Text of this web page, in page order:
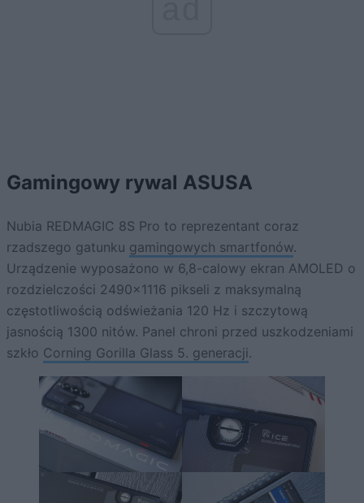
Gamingowy rywal ASUSA
Nubia REDMAGIC 8S Pro to reprezentant coraz
rzadszego gatunku gamingowych smartfonów.
Urządzenie wyposażono w 6,8-calowy ekran AMOLED o
rozdzielczości 2490×1116 pikseli z maksymalną
częstotliwością odświeżania 120 Hz i szczytową
jasnością 1300 nitów. Panel chroni przed uszkodzeniami
szkło Corning Gorilla Glass 5. generacji.